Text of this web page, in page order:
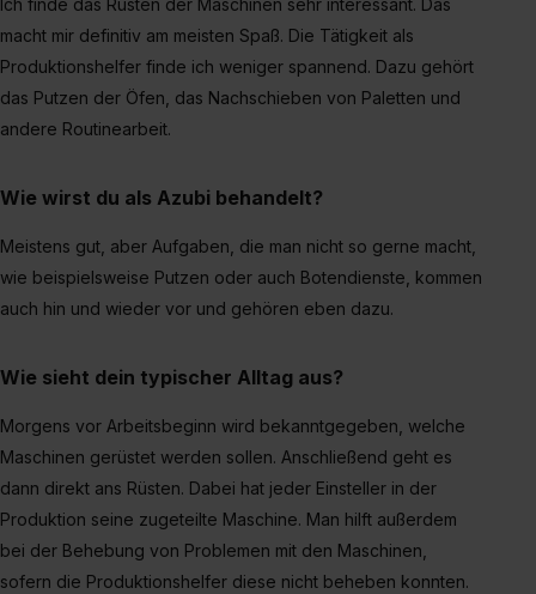
macht mir definitiv am meisten Spaß. Die Tätigkeit als
Produktionshelfer finde ich weniger spannend. Dazu gehört
das Putzen der Öfen, das Nachschieben von Paletten und
andere Routinearbeit.
Wie wirst du als Azubi behandelt?
Meistens gut, aber Aufgaben, die man nicht so gerne macht,
wie beispielsweise Putzen oder auch Botendienste, kommen
auch hin und wieder vor und gehören eben dazu.
Wie sieht dein typischer Alltag aus?
Morgens vor Arbeitsbeginn wird bekanntgegeben, welche
Maschinen gerüstet werden sollen. Anschließend geht es
dann direkt ans Rüsten. Dabei hat jeder Einsteller in der
Produktion seine zugeteilte Maschine. Man hilft außerdem
bei der Behebung von Problemen mit den Maschinen,
sofern die Produktionshelfer diese nicht beheben konnten.